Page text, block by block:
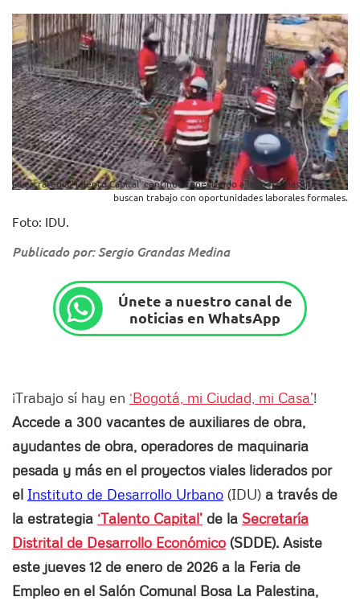
La estrategia ‘Talento Capital’ continúa conectando a las personas que
buscan trabajo con oportunidades laborales formales.
Foto: IDU.
Publicado por: Sergio Grandas Medina
Únete a nuestro canal de
noticias en WhatsApp
¡Trabajo sí hay en ‘Bogotá, mi Ciudad, mi Casa’!
Accede a 300 vacantes de auxiliares de obra,
ayudantes de obra, operadores de maquinaria
pesada y más en el proyectos viales liderados por
el Instituto de Desarrollo Urbano (IDU) a través de
la estrategia ‘Talento Capital’ de la Secretaría
Distrital de Desarrollo Económico (SDDE). Asiste
este jueves 12 de enero de 2026 a la Feria de
Empleo en el Salón Comunal Bosa La Palestina,